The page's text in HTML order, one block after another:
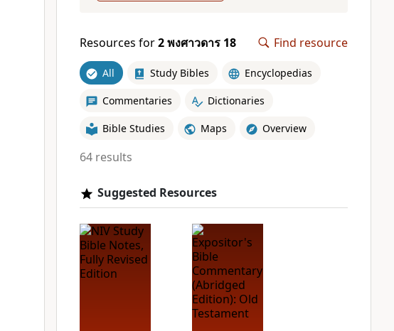
Resources for2 พงศาวดาร 18 Find resource
All Study Bibles Encyclopedias
Commentaries Dictionaries
Bible Studies Maps Overview
64 results
Suggested Resources